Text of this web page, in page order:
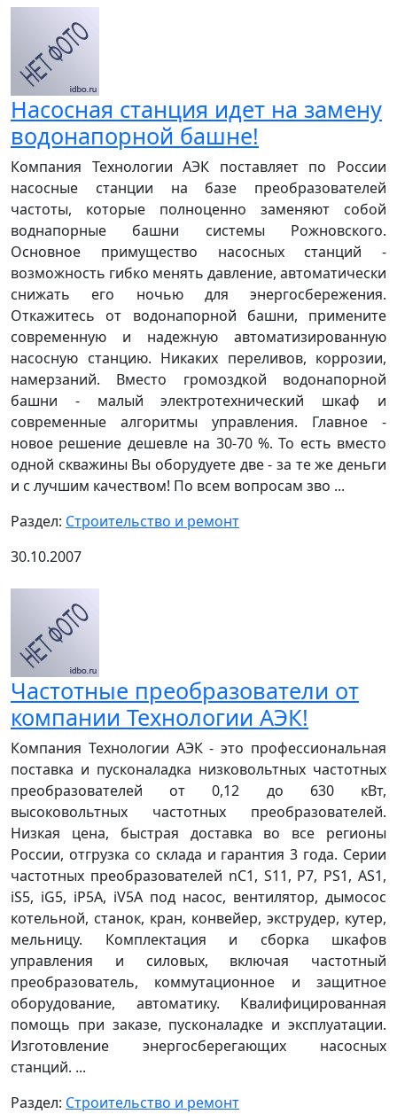
Насосная станция идет на замену
водонапорной башне!
Компания Технологии АЭК поставляет по России
насосные станции на базе преобразователей
частоты, которые полноценно заменяют собой
воднапорные башни системы Рожновского.
Основное примущество насосных станций -
возможность гибко менять давление, автоматически
снижать его ночью для энергосбережения.
Откажитесь от водонапорной башни, примените
современную и надежную автоматизированную
насосную станцию. Никаких переливов, коррозии,
намерзаний. Вместо громоздкой водонапорной
башни - малый электротехнический шкаф и
современные алгоритмы управления. Главное -
новое решение дешевле на 30-70 %. То есть вместо
одной скважины Вы оборудуете две - за те же деньги
и с лучшим качеством! По всем вопросам зво ...
Раздел: Строительство и ремонт
30.10.2007
Частотные преобразователи от
компании Технологии АЭК!
Компания Технологии АЭК - это профессиональная
поставка и пусконаладка низковольтных частотных
преобразователей от 0,12 до 630 кВт,
высоковольтных частотных преобразователей.
Низкая цена, быстрая доставка во все регионы
России, отгрузка со склада и гарантия 3 года. Серии
частотных преобразователей nC1, S11, P7, PS1, AS1,
iS5, iG5, iP5A, iV5A под насос, вентилятор, дымосос
котельной, станок, кран, конвейер, экструдер, кутер,
мельницу. Комплектация и сборка шкафов
управления и силовых, включая частотный
преобразователь, коммутационное и защитное
оборудование, автоматику. Квалифицированная
помощь при заказе, пусконаладке и эксплуатации.
Изготовление энергосберегающих насосных
станций. ...
Раздел: Строительство и ремонт